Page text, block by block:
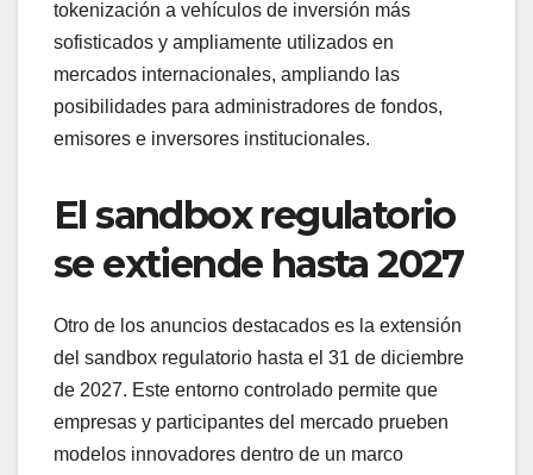
tokenización a vehículos de inversión más
sofisticados y ampliamente utilizados en
mercados internacionales, ampliando las
posibilidades para administradores de fondos,
emisores e inversores institucionales.
El sandbox regulatorio
se extiende hasta 2027
Otro de los anuncios destacados es la extensión
del sandbox regulatorio hasta el 31 de diciembre
de 2027. Este entorno controlado permite que
empresas y participantes del mercado prueben
modelos innovadores dentro de un marco